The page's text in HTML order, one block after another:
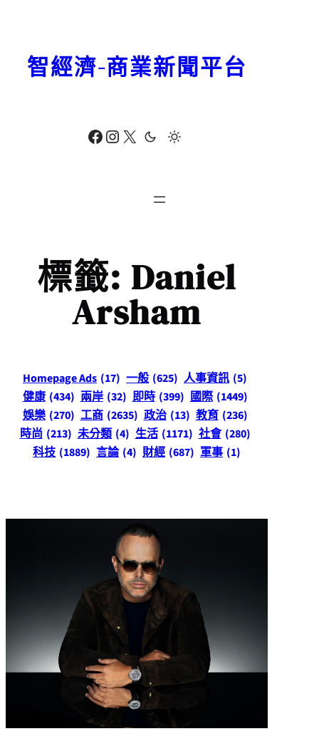
Facebook Instagram X
智經濟-商業新聞平台
標籤: Daniel
Arsham
Homepage Ads (17) 一般 (625) 人事資訊 (5)
健康 (434) 兩岸 (32) 即時 (399) 國際 (1449)
娛樂 (270) 工商 (2635) 政治 (13) 教育 (236)
時尚 (213) 未分類 (4) 生活 (1171) 社會 (280)
科技 (1889) 言論 (4) 財經 (687) 軍事 (1)